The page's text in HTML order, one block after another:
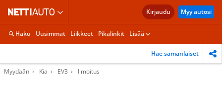
Kirjaudu Myy autosi
Haku Uusimmat Liikkeet Pikalinkit Lisää
Hae samanlaiset
Myydään Kia EV3 Ilmoitus